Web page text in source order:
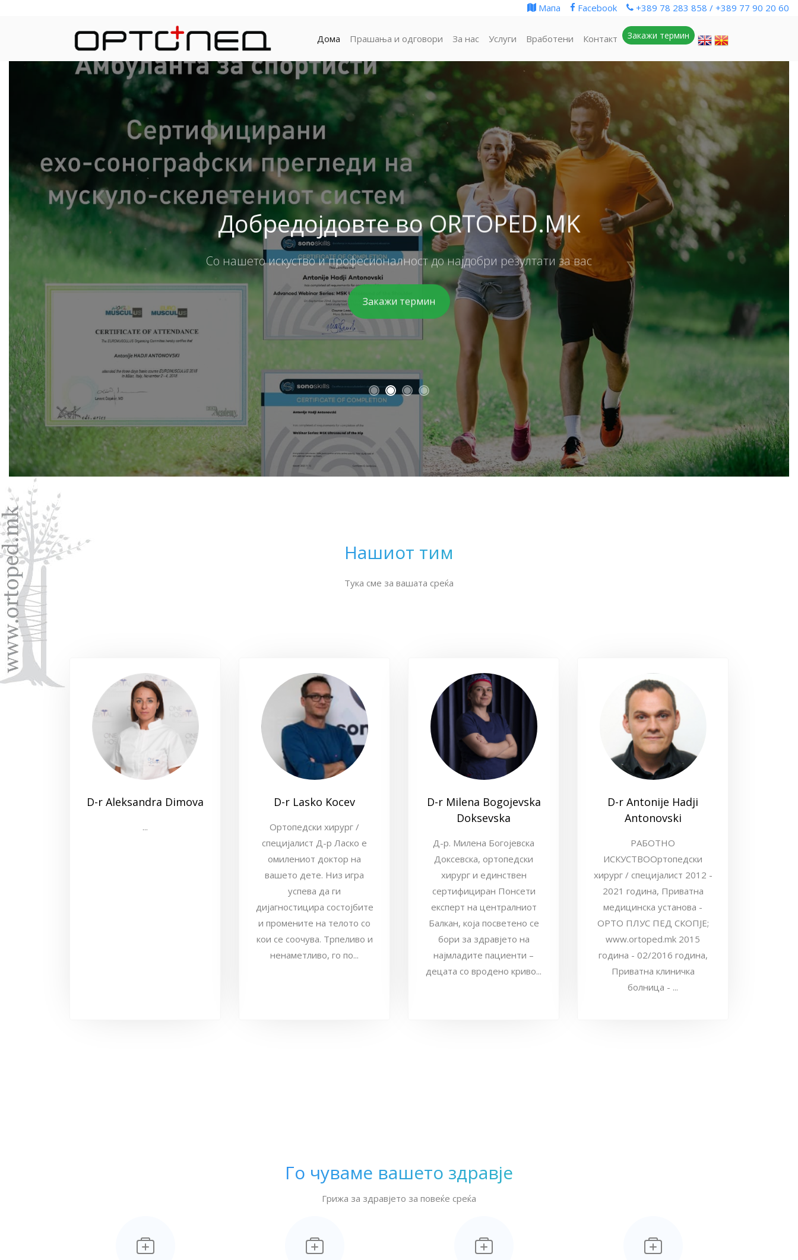
Мапа Facebook +389 78 283 858 / +389 77 90 20 60
Дома Прашања и одговори За нас Услуги Вработени Контакт Закажи термин
Добредојдовте во ORTOPED.MK
Со нашето искуство и професионалност до најдобри резултати за вас
Закажи термин
Нашиот тим
Тука сме за вашата среќа
D-r Aleksandra Dimova
...
D-r Lasko Kocev
Ортопедски хирург /
специјалист Д-р Ласко е
омилениот доктор на
вашето дете. Низ игра
успева да ги
дијагностицира состојбите
и промените на телото со
кои се соочува. Трпеливо и
ненаметливо, го по...
D-r Milena Bogojevska
Doksevska
Д-р. Милена Богојевска
Доксевска, ортопедски
хирург и единствен
сертифициран Понсети
експерт на централниот
Балкан, која посветено се
бори за здравјето на
најмладите пациенти –
децата со вродено криво...
D-r Antonije Hadji
Antonovski
РАБОТНО
ИСКУСТВООртопедски
хирург / специјалист 2012 -
2021 година, Приватна
медицинска установа -
ОРТО ПЛУС ПЕД СКОПЈЕ;
www.ortoped.mk 2015
година - 02/2016 година,
Приватна клиничка
болница - ...
Го чуваме вашето здравје
Грижа за здравјето за повеќе среќа